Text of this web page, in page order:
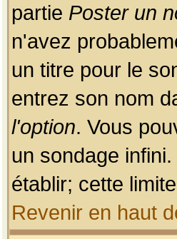
partie Poster un
n'avez
un titre pour le
entrez son nom
l'option. Vous
un sondage
établir; cette
Revenir en haut